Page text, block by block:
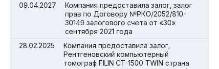
09.04.2027
Компания предоставила залог, залог
прав по Договору №РКО/2052/810-
30149 залогового счета от «30»
сентября 2021 года
28.02.2025
Компания предоставила залог,
Рентгеновский компьютерный
томограф FILIN СT-1500 TWIN страна